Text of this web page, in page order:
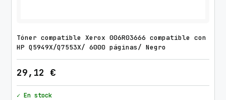
Tóner compatible Xerox 006R03666 compatible con
HP Q5949X/Q7553X/ 6000 páginas/ Negro
29,12 €
✓ En stock